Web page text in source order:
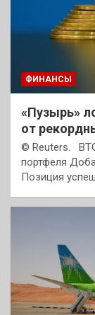
ФИНАНСЫ
«Пузырь»
от
© Reuters.
портфеля
Позиция